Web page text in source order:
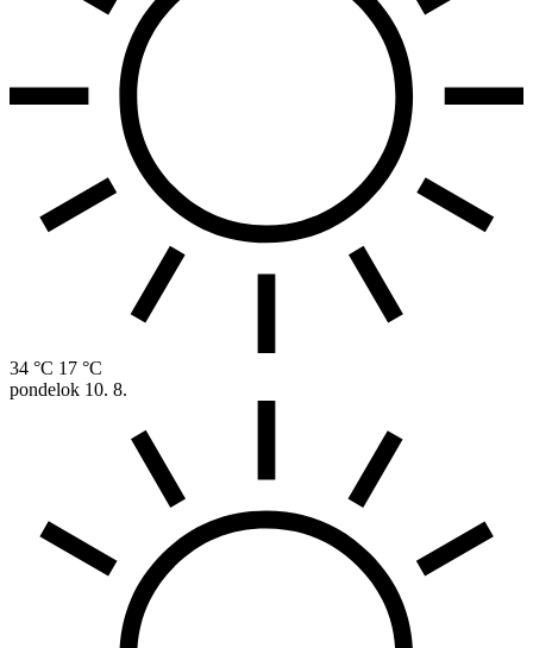
34 °C 17 °C
pondelok 10. 8.